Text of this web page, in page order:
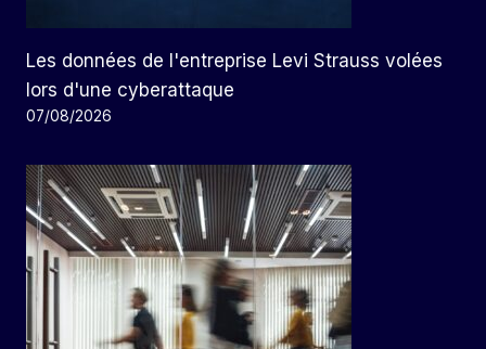
Les données de l'entreprise Levi Strauss volées
lors d'une cyberattaque
07/08/2026